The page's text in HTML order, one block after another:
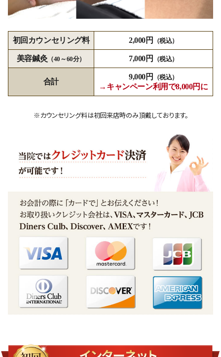
初回カウンセリング料 2,000円 （税込）
美容鍼灸 （40～60分） 7,000円 （税込）
合計
9,000円 （税込）
→キャンペーン利用で8,000円に
※カウンセリング料は初回来店時のみ頂戴しております。